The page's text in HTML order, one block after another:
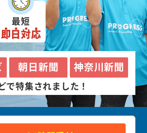
最短
即日対応
朝日新聞 神奈川新聞
で特集されました！